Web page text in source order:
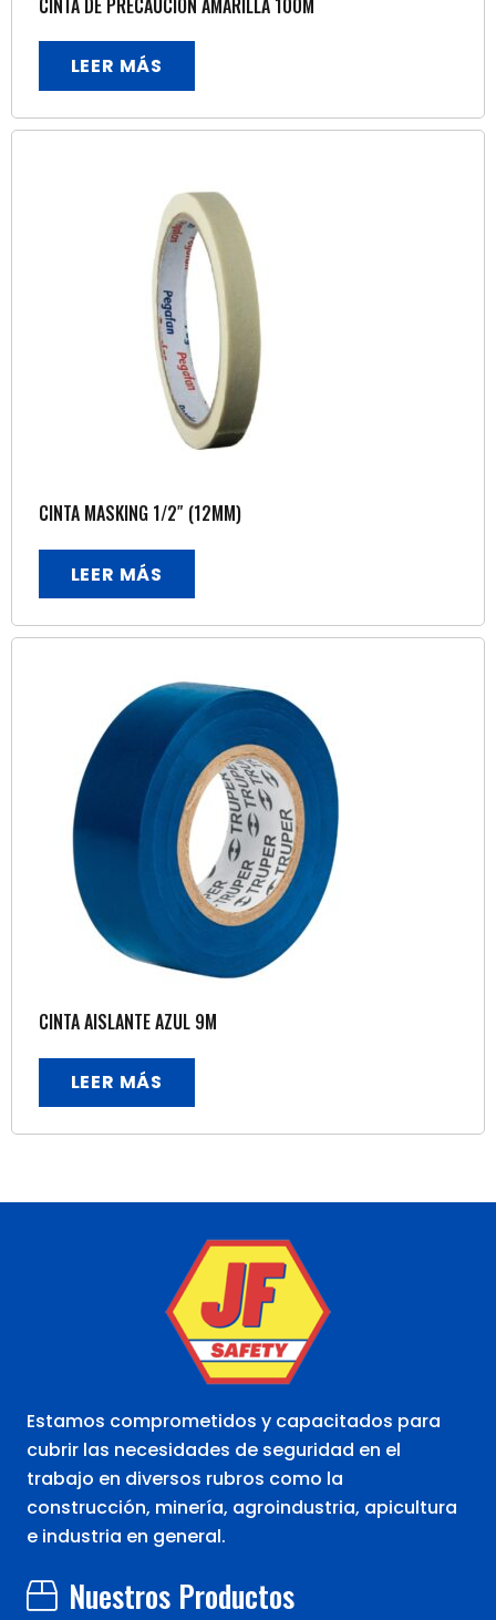
LEER MÁS
CINTA MASKING 1/2″ (12MM)
LEER MÁS
CINTA AISLANTE AZUL 9M
LEER MÁS
Estamos comprometidos y capacitados para
cubrir las necesidades de seguridad en el
trabajo en diversos rubros como la
construcción, minería, agroindustria, apicultura
e industria en general.
Nuestros Productos